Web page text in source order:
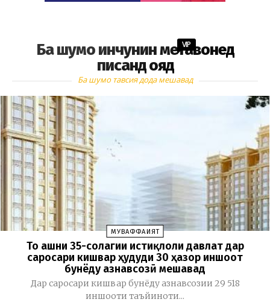
Ба шумо инчунин метавонед
писанд ояд
VIP
Ба шумо тавсия дода мешавад
МУВАФФАҚИЯТ
То ҷашни 35-солагии истиқлоли давлат дар
саросари кишвар ҳудуди 30 ҳазор иншоот
бунёду азнавсозӣ мешавад
Дар саросари кишвар бунёду азнавсозии 29 518
иншооти таъйиноти...